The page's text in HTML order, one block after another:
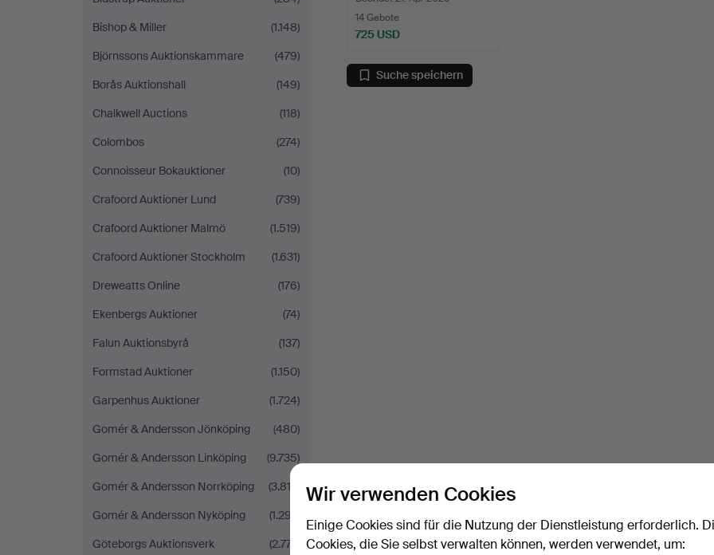
Bishop & Miller
(1.148)
Björnssons Auktionskammare
(479)
Borås Auktionshall
(149)
Chalkwell Auctions
(118)
Colombos
(274)
Connoisseur Bokauktioner
(10)
Crafoord Auktioner Lund
(739)
Crafoord Auktioner Malmö
(1.519)
Crafoord Auktioner Stockholm
(1.631)
Dreweatts Online
(176)
Ekenbergs Auktioner
(74)
Falun Auktionsbyrå
(137)
Formstad Auktioner
(1.150)
Garpenhus Auktioner
(1.724)
Gomér & Andersson Jönköping
(480)
Gomér & Andersson Linköping
(9.735)
Gomér & Andersson Norrköping
(3.813)
Gomér & Andersson Nyköping
(1.297)
Göteborgs Auktionsverk
(2.777)
14 Gebote
725 USD
Suche speichern
Wir verwenden Cookies
Einige Cookies sind für die Nutzung der Dienstleistung erforderlich.
Cookies, die Sie selbst verwalten können, werden verwendet, um: